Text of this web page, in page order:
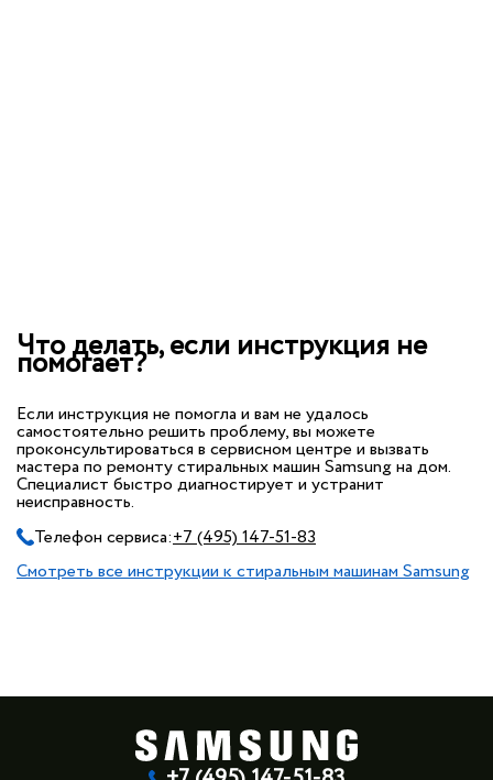
Что делать, если инструкция не
помогает?
Если инструкция не помогла и вам не удалось
самостоятельно решить проблему, вы можете
проконсультироваться в сервисном центре и вызвать
мастера по ремонту стиральных машин Samsung на дом.
Специалист быстро диагностирует и устранит
неисправность.
Телефон сервиса:+7 (495) 147-51-83
Смотреть все инструкции к стиральным машинам Samsung